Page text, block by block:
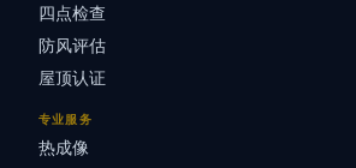
四点检查
防风评估
屋顶认证
专业服务
热成像